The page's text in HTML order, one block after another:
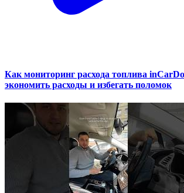
Как мониторинг расхода топлива
экономить расходы и избегать поломок